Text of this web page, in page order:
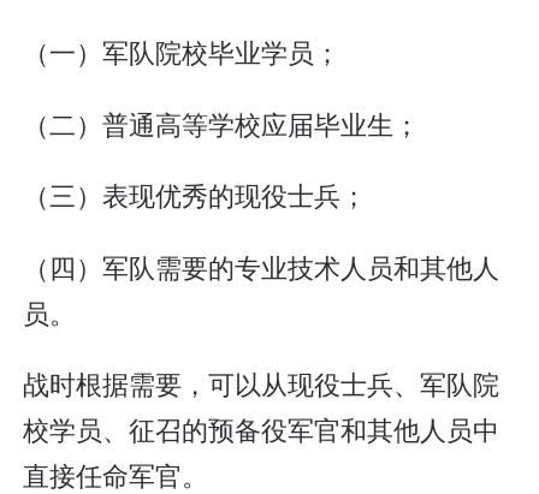
（一）军队院校毕业学员；
（二）普通高等学校应届毕业生；
（三）表现优秀的现役士兵；
（四）军队需要的专业技术人员和其他人
员。
战时根据需要，可以从现役士兵、军队院
校学员、征召的预备役军官和其他人员中
直接任命军官。